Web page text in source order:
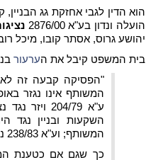
הוא הדין לגבי אחזקת גג
הועלה ונדון בע"א 2876/00
יהושע גרוס, אסתר קובו, מיכל
בית המשפט קיבל את הערעור
"הפסיקה קבעה זה לא
המשותף אינו נגזר
המשותף; וע"א 238/83 נציגות הבית המשותף נגד מרכוס ואחרים פ"ד מ"א (2) 561].
כך שגם אם כטענת